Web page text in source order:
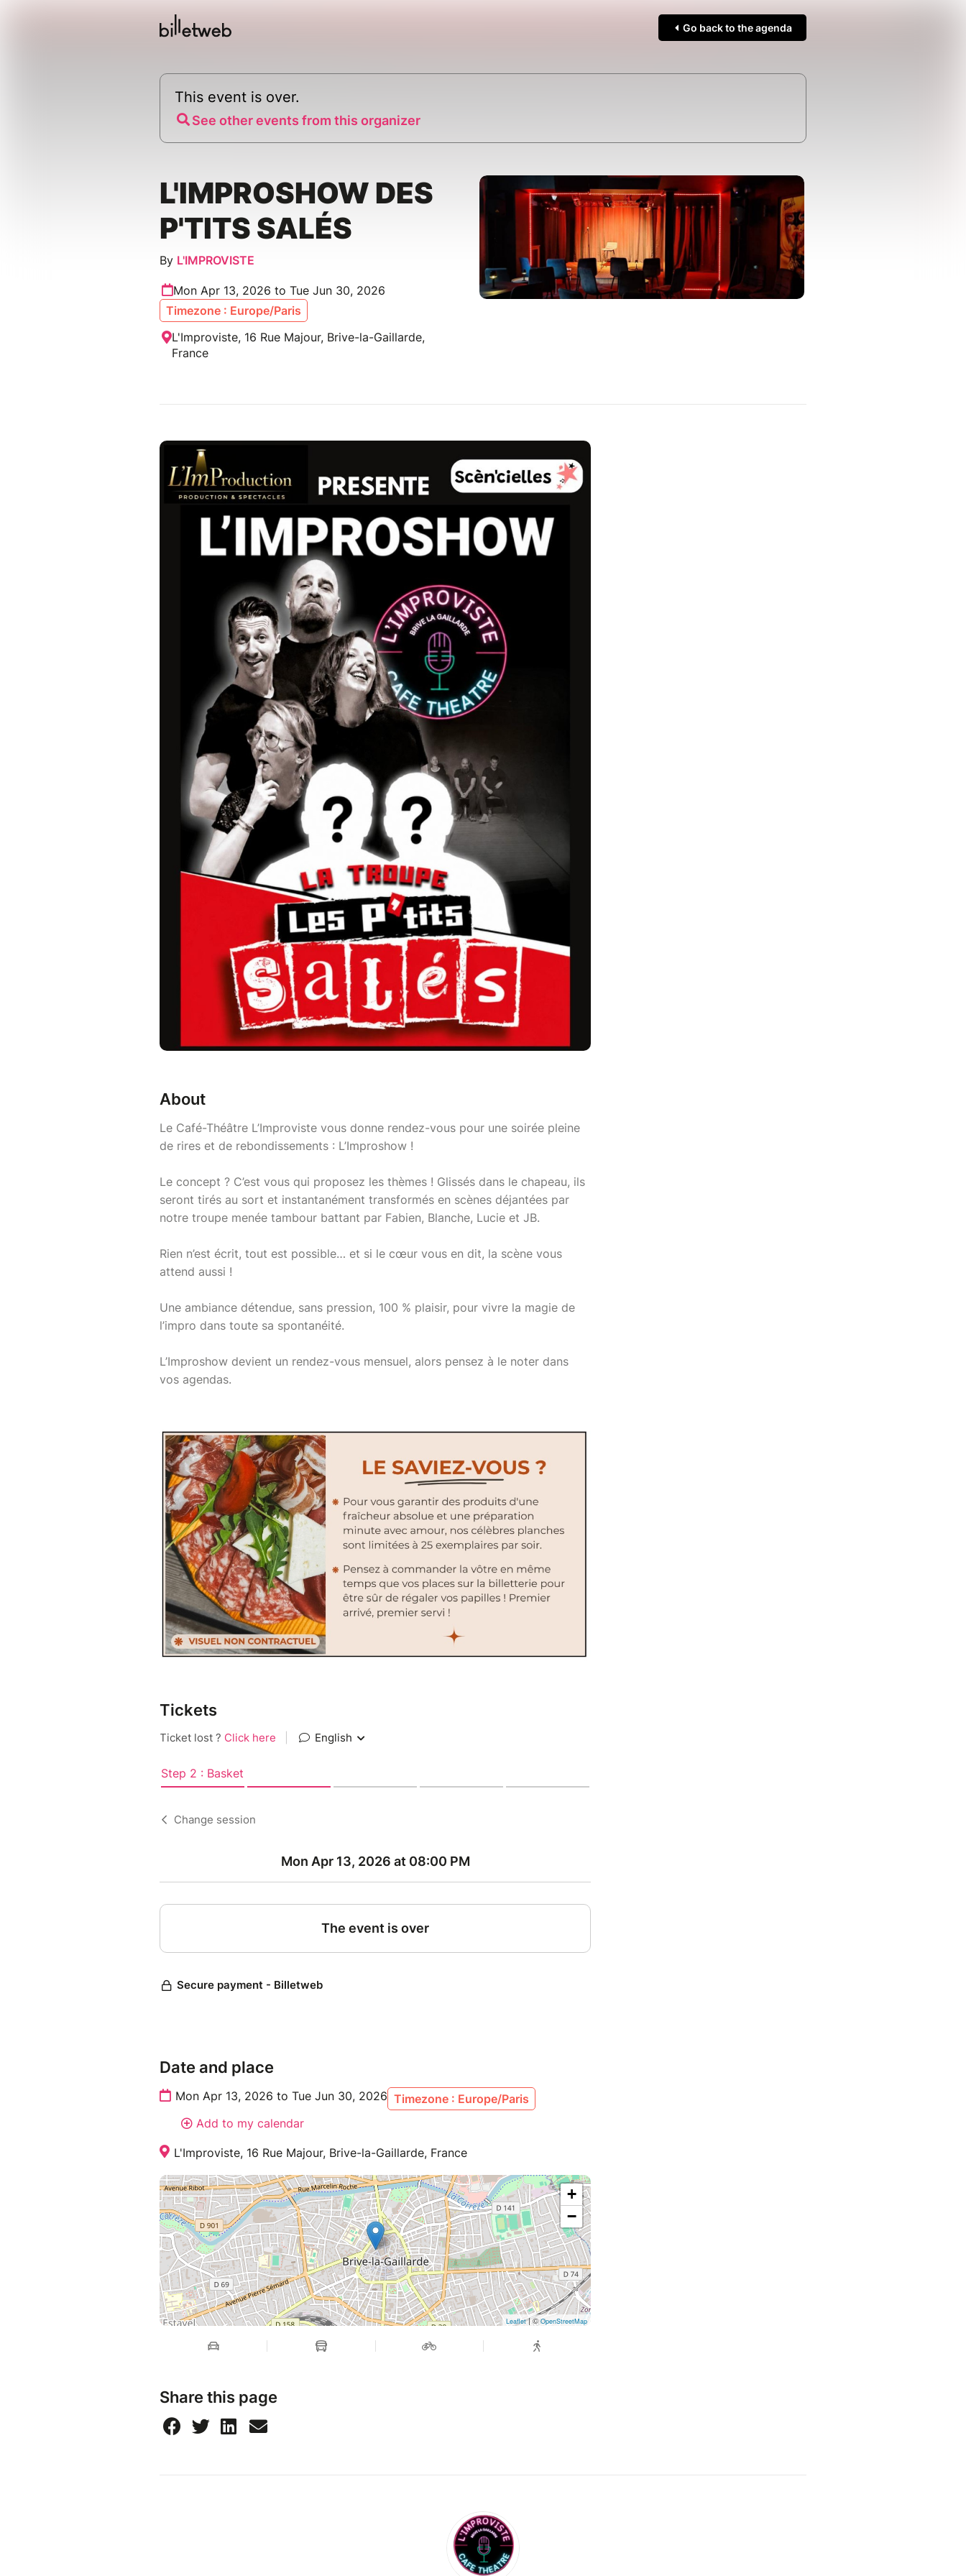
Go back to the agenda
This event is over.
See other events from this organizer
L'IMPROSHOW DES
P'TITS SALÉS
By L'IMPROVISTE
Mon Apr 13, 2026 to Tue Jun 30, 2026
Timezone : Europe/Paris
L'Improviste, 16 Rue Majour, Brive-la-Gaillarde,
France
About
Le Café-Théâtre L’Improviste vous donne rendez-vous pour une soirée pleine
de rires et de rebondissements : L’Improshow !
Le concept ? C’est vous qui proposez les thèmes ! Glissés dans le chapeau, ils
seront tirés au sort et instantanément transformés en scènes déjantées par
notre troupe menée tambour battant par Fabien, Blanche, Lucie et JB.
Rien n’est écrit, tout est possible… et si le cœur vous en dit, la scène vous
attend aussi !
Une ambiance détendue, sans pression, 100 % plaisir, pour vivre la magie de
l’impro dans toute sa spontanéité.
L’Improshow devient un rendez-vous mensuel, alors pensez à le noter dans
vos agendas.
Tickets
Date and place
Mon Apr 13, 2026 to Tue Jun 30, 2026 Timezone : Europe/Paris
Add to my calendar
L'Improviste, 16 Rue Majour, Brive-la-Gaillarde, France
+
−
Leaflet| ©OpenStreetMap
Share this page